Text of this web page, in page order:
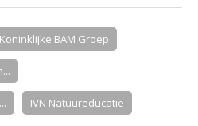
Koninklijke BAM Groep
IVN Natuureducatie